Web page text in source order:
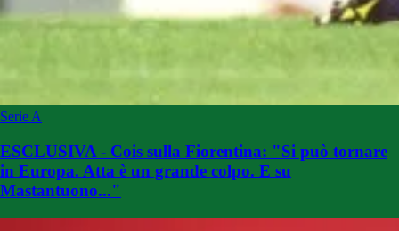
Serie A
ESCLUSIVA - Cois sulla Fiorentina: "Si può tornare
in Europa. Atta è un grande colpo. E su
Mastantuono..."